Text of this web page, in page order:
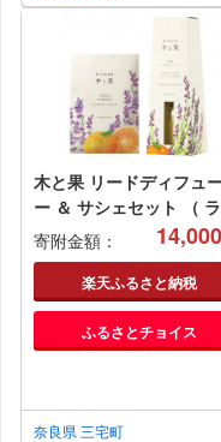
木と果 リードディフュ
ー ＆ サシェセット （
ンダー オレンジ ） 晴香
HARUKADO 天然精油
100％ ルームフレグラン
芳香剤 インテリア アロ
天然香料 香り リビング 玄
関 ベッドルーム プレゼ
寄附金額： 14,000
楽天ふるさと納税
ふるさとチョイス
奈良県 三宅町